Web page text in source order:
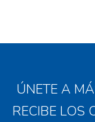
ÚNETE A
RECIBE LOS